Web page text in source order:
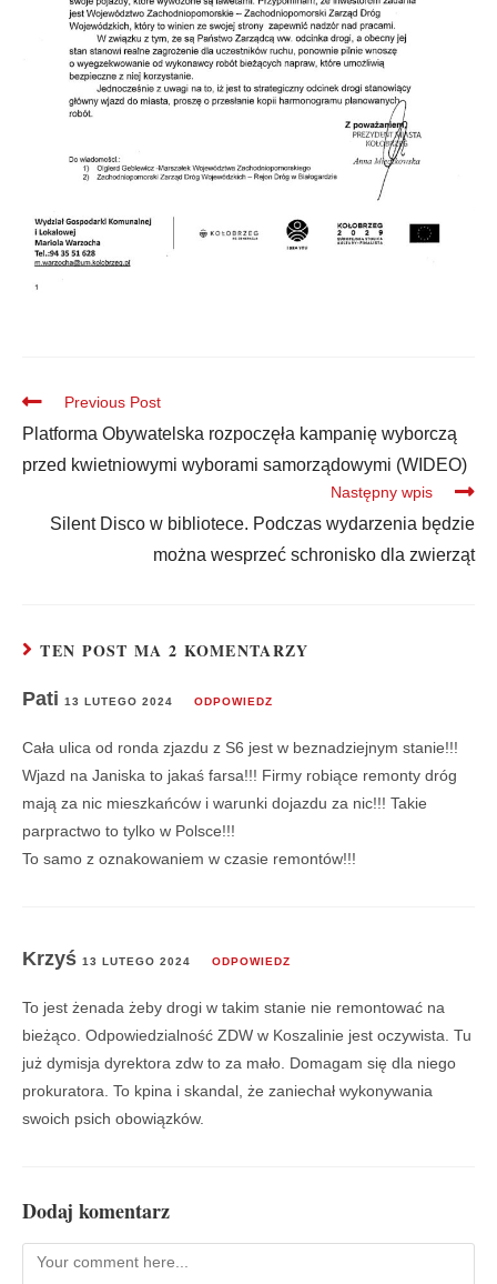
Previous Post
Platforma Obywatelska rozpoczęła kampanię wyborczą
przed kwietniowymi wyborami samorządowymi (WIDEO)
Następny wpis
Silent Disco w bibliotece. Podczas wydarzenia będzie
można wesprzeć schronisko dla zwierząt
TEN POST MA 2 KOMENTARZY
Pati 13 LUTEGO 2024 ODPOWIEDZ
Cała ulica od ronda zjazdu z S6 jest w beznadziejnym stanie!!!
Wjazd na Janiska to jakaś farsa!!! Firmy robiące remonty dróg
mają za nic mieszkańców i warunki dojazdu za nic!!! Takie
parpractwo to tylko w Polsce!!!
To samo z oznakowaniem w czasie remontów!!!
Krzyś 13 LUTEGO 2024 ODPOWIEDZ
To jest żenada żeby drogi w takim stanie nie remontować na
bieżąco. Odpowiedzialność ZDW w Koszalinie jest oczywista. Tu
już dymisja dyrektora zdw to za mało. Domagam się dla niego
prokuratora. To kpina i skandal, że zaniechał wykonywania
swoich psich obowiązków.
Dodaj komentarz